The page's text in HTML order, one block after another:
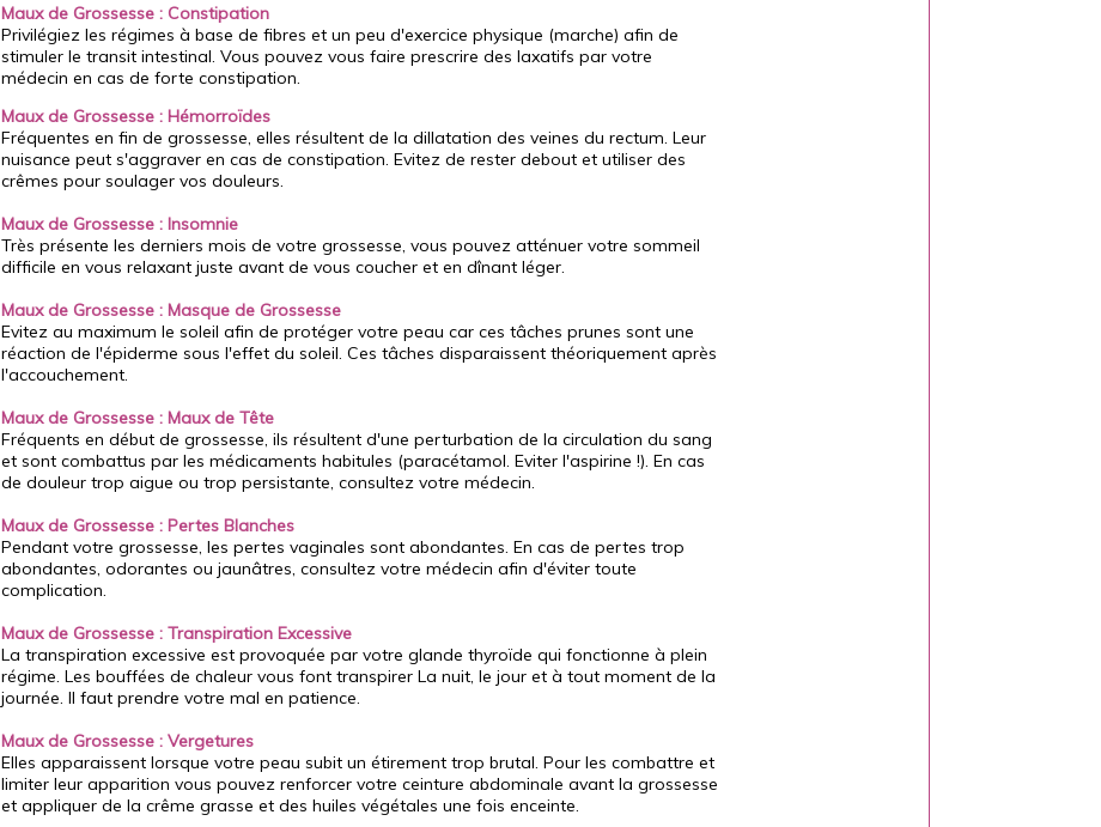
Maux de Grossesse : Constipation
Privilégiez les régimes à base de fibres et un peu d'exercice physique (marche) afin de
stimuler le transit intestinal. Vous pouvez vous faire prescrire des laxatifs par votre
médecin en cas de forte constipation.
Maux de Grossesse : Hémorroïdes
Fréquentes en fin de grossesse, elles résultent de la dillatation des veines du rectum. Leur
nuisance peut s'aggraver en cas de constipation. Evitez de rester debout et utiliser des
crêmes pour soulager vos douleurs.
Maux de Grossesse : Insomnie
Très présente les derniers mois de votre grossesse, vous pouvez atténuer votre sommeil
difficile en vous relaxant juste avant de vous coucher et en dînant léger.
Maux de Grossesse : Masque de Grossesse
Evitez au maximum le soleil afin de protéger votre peau car ces tâches prunes sont une
réaction de l'épiderme sous l'effet du soleil. Ces tâches disparaissent théoriquement après
l'accouchement.
Maux de Grossesse : Maux de Tête
Fréquents en début de grossesse, ils résultent d'une perturbation de la circulation du sang
et sont combattus par les médicaments habitules (paracétamol. Eviter l'aspirine !). En cas
de douleur trop aigue ou trop persistante, consultez votre médecin.
Maux de Grossesse : Pertes Blanches
Pendant votre grossesse, les pertes vaginales sont abondantes. En cas de pertes trop
abondantes, odorantes ou jaunâtres, consultez votre médecin afin d'éviter toute
complication.
Maux de Grossesse : Transpiration Excessive
La transpiration excessive est provoquée par votre glande thyroïde qui fonctionne à plein
régime. Les bouffées de chaleur vous font transpirer La nuit, le jour et à tout moment de la
journée. Il faut prendre votre mal en patience.
Maux de Grossesse : Vergetures
Elles apparaissent lorsque votre peau subit un étirement trop brutal. Pour les combattre et
limiter leur apparition vous pouvez renforcer votre ceinture abdominale avant la grossesse
et appliquer de la crême grasse et des huiles végétales une fois enceinte.